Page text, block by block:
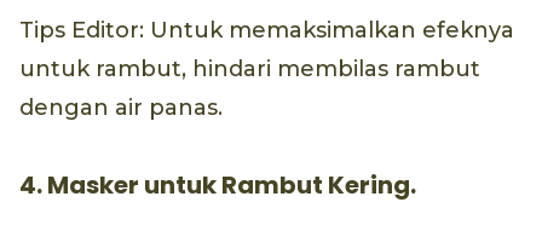
Tips Editor: Untuk memaksimalkan efeknya
untuk rambut, hindari membilas rambut
dengan air panas.
4. Masker untuk Rambut Kering.